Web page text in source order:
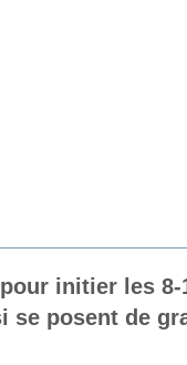
initier les 8-
se posent de